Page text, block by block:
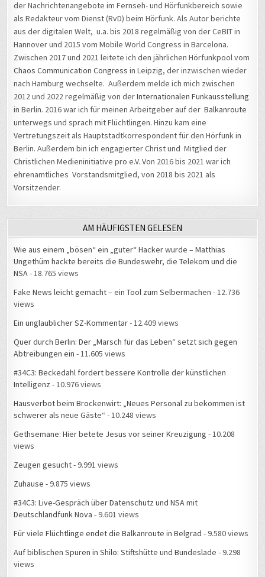
der Nachrichtenangebote im Fernseh- und Hörfunkbereich sowie
als Redakteur vom Dienst (RvD) beim Hörfunk. Als Autor berichte
aus der digitalen Welt, u.a. bis 2018 regelmäßig von der CeBIT in
Hannover und 2015 vom Mobile World Congress in Barcelona.
Zwischen 2017 und 2021 leitete ich den jährlichen Hörfunkpool vom
Chaos Communication Congress in Leipzig, der inzwischen wieder
nach Hamburg wechselte. Außerdem melde ich mich zwischen
2012 und 2022 regelmäßig von derInternationalen Funkausstellung
in Berlin. 2016 war ich für meinen Arbeitgeber auf derBalkanroute
unterwegs und sprach mit Flüchtlingen. Hinzu kam eine
Vertretungszeit als Hauptstadtkorrespondent für den Hörfunk in
Berlin. Außerdem bin ich engagierter Christ und Mitglied der
Christlichen Medieninitiative pro e.V. Von 2016 bis 2021 war ich
ehrenamtliches Vorstandsmitglied, von 2018 bis 2021 als
Vorsitzender.
AM HÄUFIGSTEN GELESEN
Wie aus einem „bösen“ ein „guter“ Hacker wurde – Matthias
Ungethüm hackte bereits die Bundeswehr, die Telekom und die
NSA- 18.765 views
Fake News leicht gemacht – ein Tool zum Selbermachen - 12.736
views
Ein unglaublicher SZ-Kommentar- 12.409 views
Quer durch Berlin: Der „Marsch für das Leben“ setzt sich gegen
Abtreibungen ein - 11.605 views
#34C3: Beckedahl fordert bessere Kontrolle der künstlichen
Intelligenz - 10.976 views
Hausverbot beim Brockenwirt: „Neues Personal zu bekommen ist
schwerer als neue Gäste“ - 10.248 views
Gethsemane: Hier betete Jesus vor seiner Kreuzigung - 10.208
views
Zeugen gesucht- 9.991 views
Zuhause - 9.875 views
#34C3: Live-Gespräch über Datenschutz und NSA mit
Deutschlandfunk Nova - 9.601 views
Für viele Flüchtlinge endet die Balkanroute in Belgrad - 9.580 views
Auf biblischen Spuren in Shilo: Stiftshütte und Bundeslade - 9.298
views